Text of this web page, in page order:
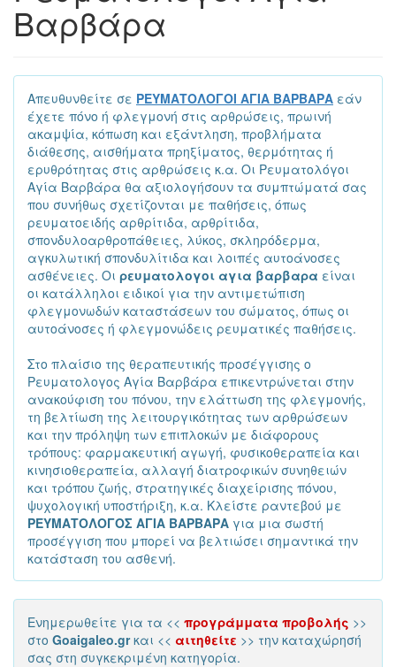
Βαρβάρα
Απευθυνθείτε σε ΡΕΥΜΑΤΟΛΟΓΟΙ ΑΓΙΑ ΒΑΡΒΑΡΑ εάν
έχετε πόνο ή φλεγμονή στις αρθρώσεις, πρωινή
ακαμψία, κόπωση και εξάντληση, προβλήματα
διάθεσης, αισθήματα πρηξίματος, θερμότητας ή
ερυθρότητας στις αρθρώσεις κ.α. Οι Ρευματολόγοι
Αγία Βαρβάρα θα αξιολογήσουν τα συμπτώματά σας
που συνήθως σχετίζονται με παθήσεις, όπως
ρευματοειδής αρθρίτιδα, αρθρίτιδα,
σπονδυλοαρθροπάθειες, λύκος, σκληρόδερμα,
αγκυλωτική σπονδυλίτιδα και λοιπές αυτοάνοσες
ασθένειες. Οι ρευματολογοι αγια βαρβαρα είναι
οι κατάλληλοι ειδικοί για την αντιμετώπιση
φλεγμονωδών καταστάσεων του σώματος, όπως οι
αυτοάνοσες ή φλεγμονώδεις ρευματικές παθήσεις.
Στο πλαίσιο της θεραπευτικής προσέγγισης ο
Ρευματολογος Αγία Βαρβάρα επικεντρώνεται στην
ανακούφιση του πόνου, την ελάττωση της φλεγμονής,
τη βελτίωση της λειτουργικότητας των αρθρώσεων
και την πρόληψη των επιπλοκών με διάφορους
τρόπους: φαρμακευτική αγωγή, φυσικοθεραπεία και
κινησιοθεραπεία, αλλαγή διατροφικών συνηθειών
και τρόπου ζωής, στρατηγικές διαχείρισης πόνου,
ψυχολογική υποστήριξη, κ.α. Κλείστε ραντεβού με
ΡΕΥΜΑΤΟΛΟΓΟΣ ΑΓΙΑ ΒΑΡΒΑΡΑ για μια σωστή
προσέγγιση που μπορεί να βελτιώσει σημαντικά την
κατάσταση του ασθενή.
Ενημερωθείτε για τα << προγράμματα προβολής >>
στο Goaigaleo.grκαι << αιτηθείτε >> την καταχώρησή
σας στη συγκεκριμένη κατηγορία.